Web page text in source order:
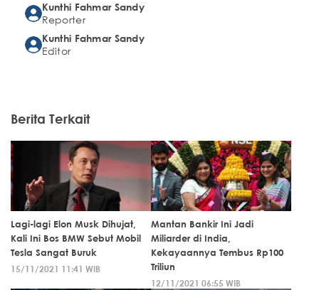
Kunthi Fahmar Sandy
Reporter
Kunthi Fahmar Sandy
Editor
Berita Terkait
Lagi-lagi Elon Musk Dihujat,
Kali Ini Bos BMW Sebut Mobil
Tesla Sangat Buruk
15/11/2021 11:41 WIB
Mantan Bankir Ini Jadi
Miliarder di India,
Kekayaannya Tembus Rp100
Triliun
12/11/2021 06:55 WIB